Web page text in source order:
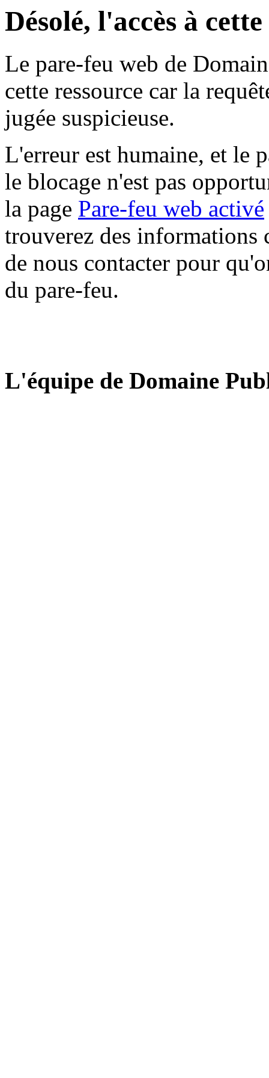
Désolé, l'accès à
Le pare-feu web de
cette ressource car la
jugée suspicieuse.
L'erreur est humaine, et le
le blocage n'est pas
la page Pare-feu web activé
trouverez des informations
de nous contacter pour
du pare-feu.
L'équipe de Domaine